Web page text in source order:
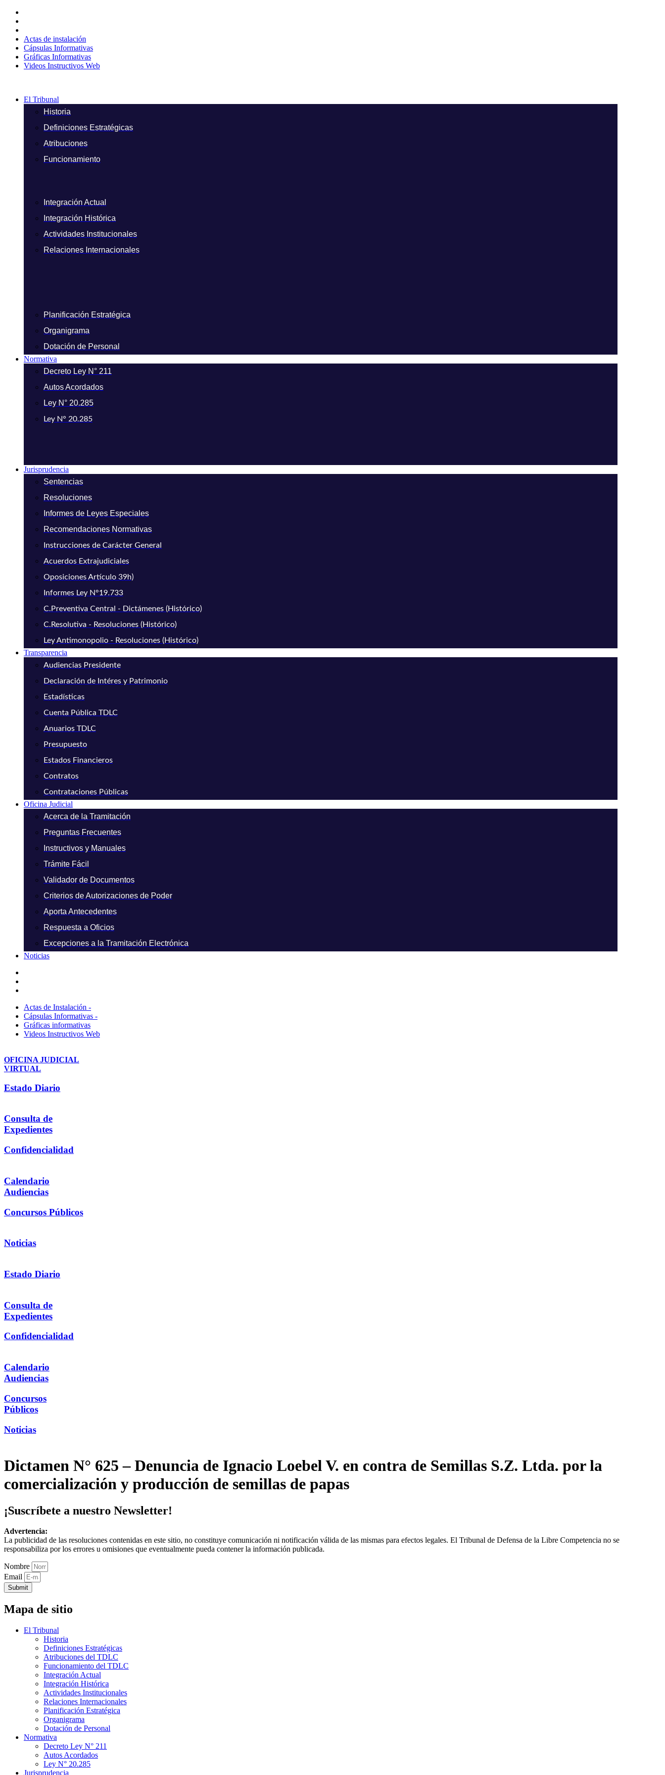
contenido
Actas de instalación
Cápsulas Informativas
Gráficas Informativas
Videos Instructivos Web
El Tribunal
Historia
Definiciones Estratégicas
Atribuciones
Funcionamiento
Integración Actual
Integración Histórica
Actividades Institucionales
Relaciones Internacionales
Planificación Estratégica
Organigrama
Dotación de Personal
Normativa
Decreto Ley N° 211
Autos Acordados
Ley N° 20.285
Ley N° 20.285
Jurisprudencia
Sentencias
Resoluciones
Informes de Leyes Especiales
Recomendaciones Normativas
Instrucciones de Carácter General
Acuerdos Extrajudiciales
Oposiciones Artículo 39h)
Informes Ley N°19.733
C.Preventiva Central - Dictámenes (Histórico)
C.Resolutiva - Resoluciones (Histórico)
Ley Antimonopolio - Resoluciones (Histórico)
Transparencia
Audiencias Presidente
Declaración de Intéres y Patrimonio
Estadísticas
Cuenta Pública TDLC
Anuarios TDLC
Presupuesto
Estados Financieros
Contratos
Contrataciones Públicas
Oficina Judicial
Acerca de la Tramitación
Preguntas Frecuentes
Instructivos y Manuales
Trámite Fácil
Validador de Documentos
Criterios de Autorizaciones de Poder
Aporta Antecedentes
Respuesta a Oficios
Excepciones a la Tramitación Electrónica
Noticias
Actas de Instalación -
Cápsulas Informativas -
Gráficas informativas
Videos Instructivos Web
OFICINA JUDICIAL
VIRTUAL
Estado Diario
Consulta de
Expedientes
Confidencialidad
Calendario
Audiencias
Concursos Públicos
Noticias
Estado Diario
Consulta de
Expedientes
Confidencialidad
Calendario
Audiencias
Concursos
Públicos
Noticias
Dictamen N° 625 – Denuncia de Ignacio Loebel V. en contra de Semillas S.Z. Ltda. por la
comercialización y producción de semillas de papas
¡Suscríbete a nuestro Newsletter!
Advertencia:
La publicidad de las resoluciones contenidas en este sitio, no constituye comunicación ni notificación válida de las mismas para efectos legales. El Tribunal de Defensa de la Libre Competencia no se
responsabiliza por los errores u omisiones que eventualmente pueda contener la información publicada.
Nombre
Email
Submit
Mapa de sitio
El Tribunal
Historia
Definiciones Estratégicas
Atribuciones del TDLC
Funcionamiento del TDLC
Integración Actual
Integración Histórica
Actividades Institucionales
Relaciones Internacionales
Planificación Estratégica
Organigrama
Dotación de Personal
Normativa
Decreto Ley N° 211
Autos Acordados
Ley N° 20.285
Jurisprudencia